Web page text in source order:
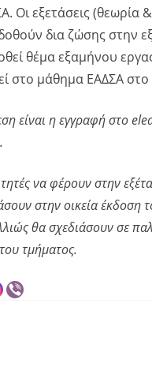
Οι εξετάσεις (θεωρία &
δια ζώσης στην
θέμα εξαμήνου
στο μάθημα ΕΑΔΣΑ
είναι η εγγραφή στο
να φέρουν στην
στην οικεία έκδοση
θα σχεδιάσουν σε
τμήματος.